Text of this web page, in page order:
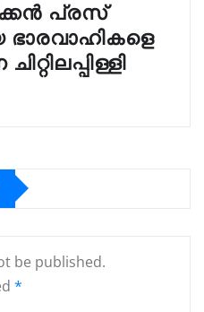
പ്രസ്
ഭാരവാഹികളെ
be published.
*